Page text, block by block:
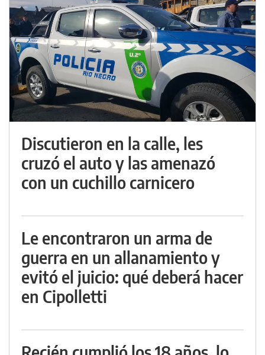
Discutieron en la calle, les
cruzó el auto y las amenazó
con un cuchillo carnicero
Le encontraron un arma de
guerra en un allanamiento y
evitó el juicio: qué deberá hacer
en Cipolletti